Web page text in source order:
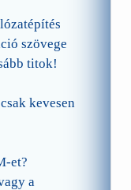
szövege
titok!
kevesen
et?
a